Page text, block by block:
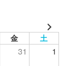
金 土
31
1